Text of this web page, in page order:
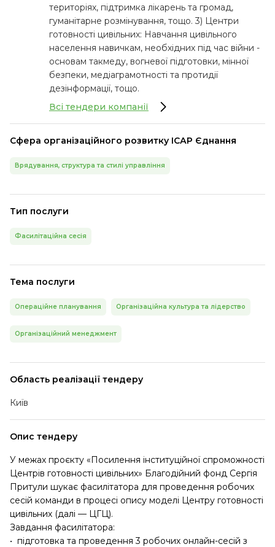
територіях, підтримка лікарень та громад,
гуманітарне розмінування, тощо. 3) Центри
готовності цивільних: Навчання цивільного
населення навичкам, необхідних під час війни -
основам такмеду, вогневої підготовки, мінної
безпеки, медіаграмотності та протидії
дезінформації, тощо.
Всі тендери компанії
Сфера організаційного розвитку ІСАР Єднання
Врядування, структура та стилі управління
Тип послуги
Фасилітаційна сесія
Тема послуги
Операційне планування Організаційна культура та лідерство
Організаційний менеджмент
Область реалізації тендеру
Київ
Опис тендеру
У межах проєкту «Посилення інституційної спроможності
Центрів готовності цивільних» Благодійний фонд Сергія
Притули шукає фасилітатора для проведення робочих
сесій команди в процесі опису моделі Центру готовності
цивільних (далі — ЦГЦ).
Завдання фасилітатора:
• підготовка та проведення 3 робочих онлайн-сесій з